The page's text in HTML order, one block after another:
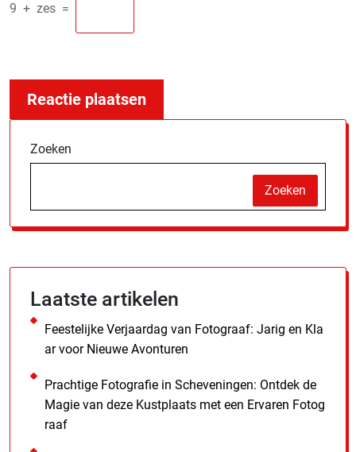
9 + zes =
Zoeken
Zoeken
Laatste artikelen
Feestelijke Verjaardag van Fotograaf: Jarig en Kla
ar voor Nieuwe Avonturen
Prachtige Fotografie in Scheveningen: Ontdek de
Magie van deze Kustplaats met een Ervaren Fotog
raaf